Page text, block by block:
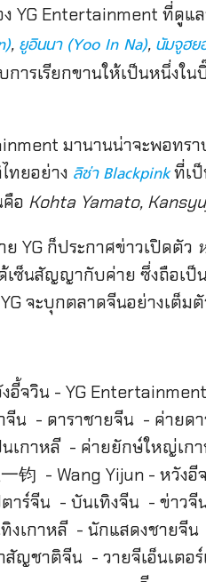
YG Entertainment ที่ดูแ
, ยูอินนา (Yoo In Na), นัมจูฮย
ารเรียกขานให้เป็นหนึ่ง
มานานน่าจะพอท
ทยอย่าง ลิซ่า Blackpinkที่เป็
อ Kohta Yamato,
YG ก็ประกาศข่าวเปิดตัว
ซ็นสัญญากับค่าย ซึ่งถือเป็
จะบุกตลาดจีนอย่างเต็ม